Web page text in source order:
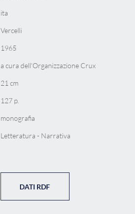
ita
Vercelli
1965
a cura dell'Organizzazione Crux
21 cm
127 p.
monografia
Letteratura - Narrativa
DATI RDF